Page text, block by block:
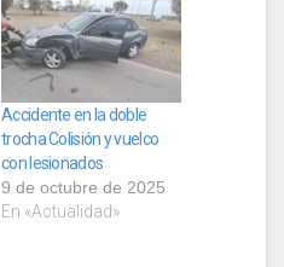
Accidente en la doble
trocha Colisión y vuelco
con lesionados
9 de octubre de 2025
En «Actualidad»